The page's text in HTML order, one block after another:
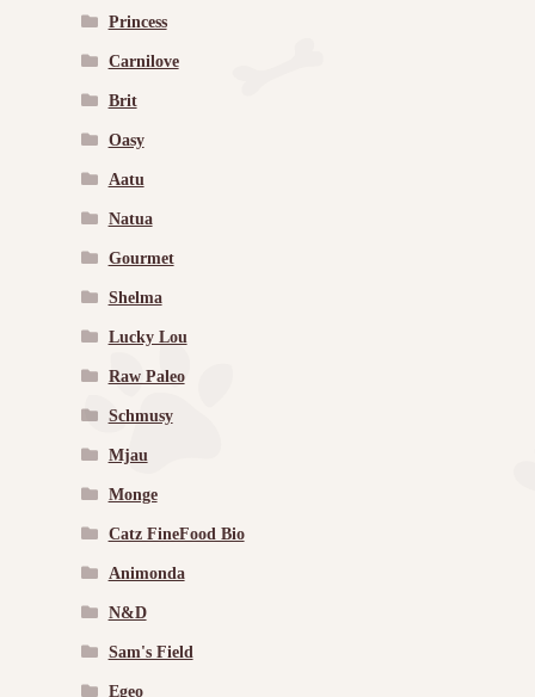
Princess
Carnilove
Brit
Oasy
Aatu
Natua
Gourmet
Shelma
Lucky Lou
Raw Paleo
Schmusy
Mjau
Monge
Catz FineFood Bio
Animonda
N&D
Sam's Field
Egeo